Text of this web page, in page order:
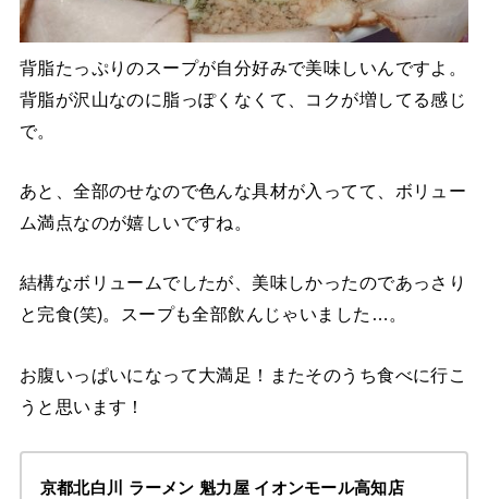
背脂たっぷりのスープが自分好みで美味しいんですよ。
背脂が沢山なのに脂っぽくなくて、コクが増してる感じ
で。
あと、全部のせなので色んな具材が入ってて、ボリュー
ム満点なのが嬉しいですね。
結構なボリュームでしたが、美味しかったのであっさり
と完食(笑)。スープも全部飲んじゃいました…。
お腹いっぱいになって大満足！またそのうち食べに行こ
うと思います！
京都北白川 ラーメン 魁力屋 イオンモール高知店